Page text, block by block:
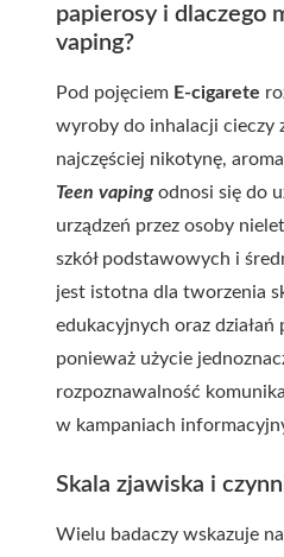
papierosy i dlaczego
vaping?
Pod pojęciem E-cigarete
wyroby do inhalacji cieczy
najczęściej nikotynę,
Teen vapingodnosi się do
urządzeń przez osoby
szkół podstawowych i
jest istotna dla tworzenia
edukacyjnych oraz
ponieważ użycie
rozpoznawalność
w kampaniach
Skala zjawiska i
Wielu badaczy wskazuje